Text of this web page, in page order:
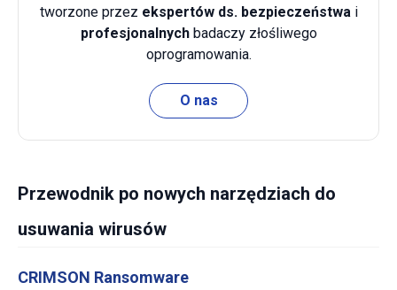
tworzone przez ekspertów ds. bezpieczeństwai
profesjonalnychbadaczy złośliwego
oprogramowania.
O nas
Przewodnik po nowych narzędziach do
usuwania wirusów
CRIMSON Ransomware